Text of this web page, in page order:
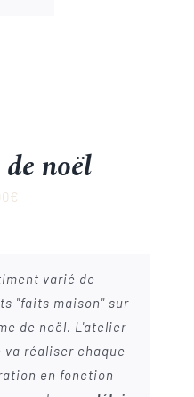
noël
€
varié de
"faits maison" sur
de noël. L'atelier
va réaliser chaque
en fonction